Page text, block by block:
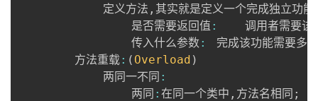
      		定义方法
, 其实就是定义一个完成独立功能
      			是否需要返回值
:
调用者需要
      			传入什么参数
:
      	方法重载
: ( Overload )
      		两同一不同
:
      			两同
: 在同一个类中 , 方法名相同 ;